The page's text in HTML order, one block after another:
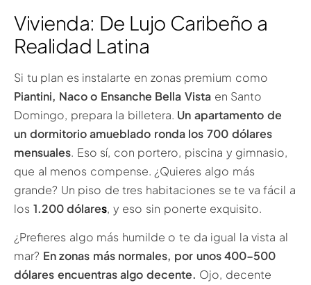
Vivienda: De Lujo Caribeño a
Realidad Latina
Si tu plan es instalarte en zonas premium como
Piantini, Naco o Ensanche Bella Vista en Santo
Domingo, prepara la billetera. Un apartamento de
un dormitorio amueblado ronda los 700 dólares
mensuales. Eso sí, con portero, piscina y gimnasio,
que al menos compense. ¿Quieres algo más
grande? Un piso de tres habitaciones se te va fácil a
los 1.200 dólares, y eso sin ponerte exquisito.
¿Prefieres algo más humilde o te da igual la vista al
mar? En zonas más normales, por unos 400-500
dólares encuentras algo decente. Ojo, decente